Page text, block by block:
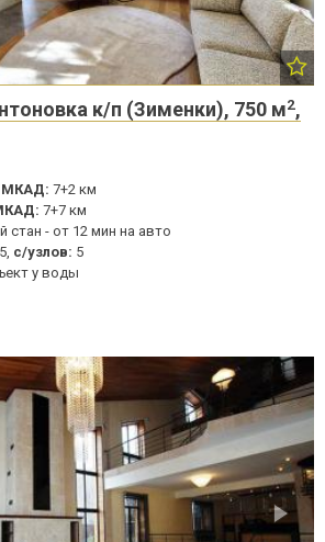
к/п (Зименки), 750 м2,
МКАД: 7+2 км
7+7 км
стан - от 12 мин на авто
5, с/узлов: 5
у воды